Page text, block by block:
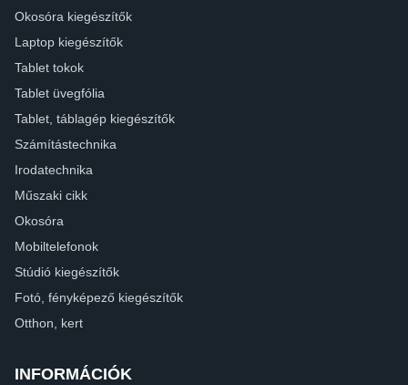
Okosóra kiegészítők
Laptop kiegészítők
Tablet tokok
Tablet üvegfólia
Tablet, táblagép kiegészítők
Számítástechnika
Irodatechnika
Műszaki cikk
Okosóra
Mobiltelefonok
Stúdió kiegészítők
Fotó, fényképező kiegészítők
Otthon, kert
INFORMÁCIÓK